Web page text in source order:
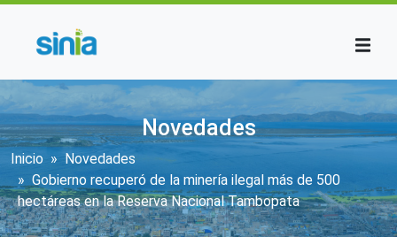
Novedades
Sobrescribir enlaces de ayuda a la
Inicio
Novedades
Gobierno recuperó de la minería ilegal más de 500
hectáreas en la Reserva Nacional Tambopata